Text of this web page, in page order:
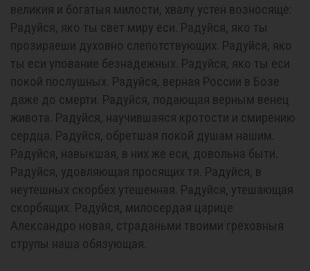
великия и богатыя милости, хвалу устен возносяще:
Радуйся, яко ты свет миру еси. Радуйся, яко ты
прозираеши духовно слепотствующих. Радуйся, яко
ты еси упование безнадежных. Радуйся, яко ты еси
покой послушных. Радуйся, верная России в Бозе
даже до смерти. Радуйся, подающая верным венец
живота. Радуйся, научившаяся кротости и смирению
сердца. Радуйся, обретшая покой душам нашим.
Радуйся, навыкшая, в них же еси, довольна быти.
Радуйся, удовляющая просящих тя. Радуйся, в
неутешных скорбех утешенная. Радуйся, утешающая
скорбящих. Радуйся, милосердая царице
Александро новая, страданьми твоими греховныя
струпы наша обязующая.